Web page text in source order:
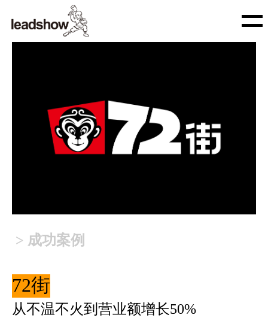
> 成功案例
72街
从不温不火到营业额增长50%